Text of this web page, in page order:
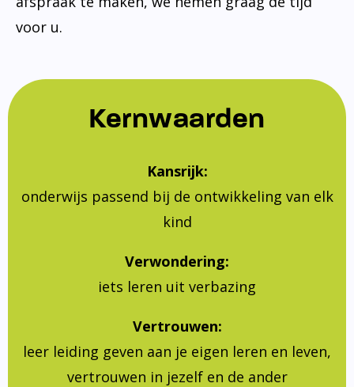
voor u.
Kernwaarden
Kansrijk:
onderwijs passend bij de ontwikkeling van elk
kind
Verwondering:
iets leren uit verbazing
Vertrouwen:
leer leiding geven aan je eigen leren en leven,
vertrouwen in jezelf en de ander